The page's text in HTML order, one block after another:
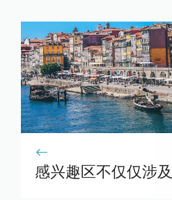
感兴趣区不仅仅涉